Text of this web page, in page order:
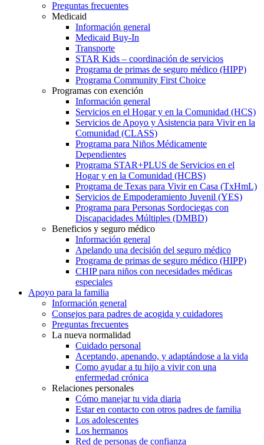
Preguntas frecuentes
Medicaid
Información general
Medicaid Buy-In
Transporte
STAR Kids – coordinación de servicios
Programa de primas de seguro médico (HIPP)
Programa Community First Choice
Programas con exención
Información general
Servicios en el Hogar y en la Comunidad (HCS)
Servicios de Apoyo y Asistencia para Vivir en la
Comunidad (CLASS)
Programa para Niños Médicamente
Dependientes
Programa STAR+PLUS de Servicios en el
Hogar y en la Comunidad (HCBS)
Programa de Texas para Vivir en Casa (TxHmL)
Servicios de Empoderamiento Juvenil (YES)
Programa para Personas Sordociegas con
Discapacidades Múltiples (DMBD)
Beneficios y seguro médico
Información general
Apelando una decisión del seguro médico
Programa de primas de seguro médico (HIPP)
CHIP para niños con necesidades médicas
especiales
Apoyo para la familia
Información general
Consejos para padres de acogida y cuidadores
Preguntas frecuentes
La nueva normalidad
Cuidado personal
Aceptando, apenando, y adaptándose a la vida
Como ayudar a tu hijo a vivir con una
enfermedad crónica
Relaciones personales
Cómo manejar tu vida diaria
Estar en contacto con otros padres de familia
Los adolescentes
Los hermanos
Red de personas de confianza